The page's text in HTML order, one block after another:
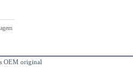
OEM original